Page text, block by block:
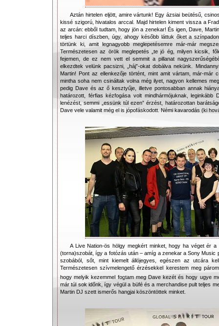
Aztán hirtelen eljött, amire vártunk! Egy ázsiai beütésű,
kissé szigorú, hivatalos arccal. Majd hirtelen kiment vissza a
az arcán: ebből tudtam, hogy jön a zenekar! És igen, Dave,
teljes harci díszben, úgy, ahogy később láttuk őket a
törtünk ki, amit legnagyobb meglepetésemre már-már
Természetesen az örök meglepetés „te jó ég, milyen kicsik,
fejemen, de ez nem vett el semmit a pillanat
elkezdtek velünk pacsizni, „háj”-okat dobálva nekünk.
Martin! Pont az ellenkezője történt, mint amit vártam, már-már
mintha soha nem csináltak volna még ilyet, nagyon kellemes
pedig Dave és az ő kesztyűje, illetve pontosabban annak
határozott, férfias kézfogása volt mindhármójuknak, leginkább
lenézést, semmi „essünk túl ezen” érzést, határozottan
Dave vele valamit még el is jópofáskodott. Némi kavarodás (ki
A Live Nation-ös hölgy megkért minket, hogy ha véget ér
(torna)szobát, így a fotózás után – amíg a zenekar a Sony Music
szobából, sőt, mint kiemelt állójegyes, egészen az utcára
Természetesen szívmelengető érzésekkel kerestem meg
hogy melyik kezemmel fogtam meg Dave kezét és hogy ugye
már túl sok időnk, így végül a büfé és a merchandise pult teljes
Martin DJ szett ismerős hangjai köszöntöttek minket.